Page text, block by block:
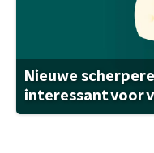
Nieuwe
interessant voor